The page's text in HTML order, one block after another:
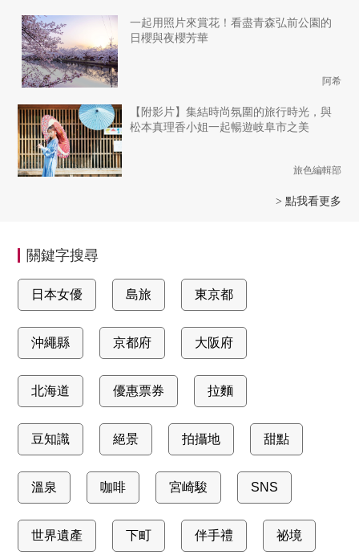
一起用照片來賞花！看盡青森弘前公園的
日櫻與夜櫻芳華
阿希
【附影片】集結時尚氛圍的旅行時光，與
松本真理香小姐一起暢遊岐阜市之美
旅色編輯部
> 點我看更多
關鍵字搜尋
日本女優 島旅 東京都
沖繩縣 京都府 大阪府
北海道 優惠票券 拉麵
豆知識 絕景 拍攝地 甜點
溫泉 咖啡 宮崎駿 SNS
世界遺產 下町 伴手禮 祕境